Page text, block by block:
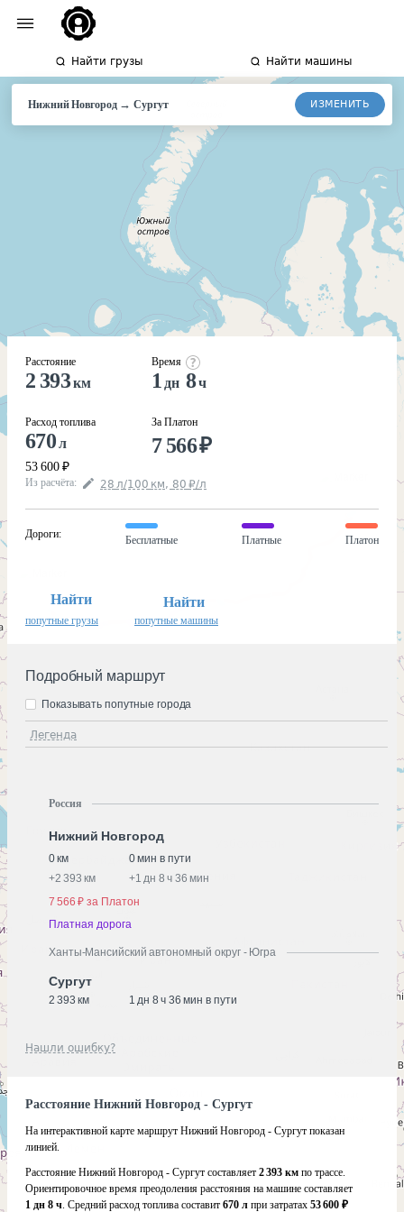
Найти грузы Найти машины
Нижний Новгород→Сургут ИЗМЕНИТЬ
Расстояние
2 393км
Расход топлива
670л
53 600 ₽
Время
1 дн 8ч
За Платон
7 566₽
Из расчёта: 28 л/100 км, 80 ₽/л
Дороги:
Бесплатные Платные Платон
Найти
попутные грузы
Найти
попутные машины
Подробный маршрут
Легенда
Показывать попутные города
Россия
Нижний Новгород
0 км
0 мин в пути
+2 393 км +1 дн 8 ч 36 мин
7 566 ₽ за Платон
Платная дорога
Ханты-Мансийский автономный округ - Югра
Сургут
2 393 км 1 дн 8 ч 36 мин в пути
Нашли ошибку?
Расстояние Нижний Новгород - Сургут
На интерактивной карте маршрут Нижний Новгород - Сургут показан
линией.
Расстояние Нижний Новгород - Сургут составляет 2 393 км по трассе.
Ориентировочное время преодоления расстояния на машине составляет
1 дн 8 ч. Средний расход топлива составит 670 л при затратах 53 600 ₽